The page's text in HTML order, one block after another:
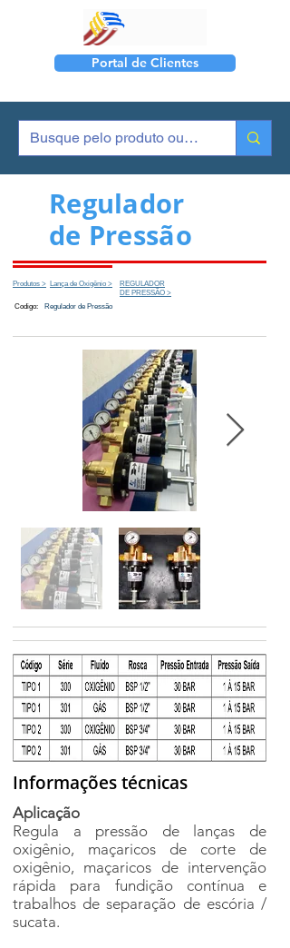
Portal de Clientes
Regulador
de Pressão
Produtos > Lança de Oxigênio >
REGULADOR
DE PRESSÃO >
Codigo:
Regulador de Pressão
Informações técnicas
Aplicação
Regula a pressão de lanças de
oxigênio, maçaricos de corte de
oxigênio, maçaricos de intervenção
rápida para fundição contínua e
trabalhos de separação de escória /
sucata.